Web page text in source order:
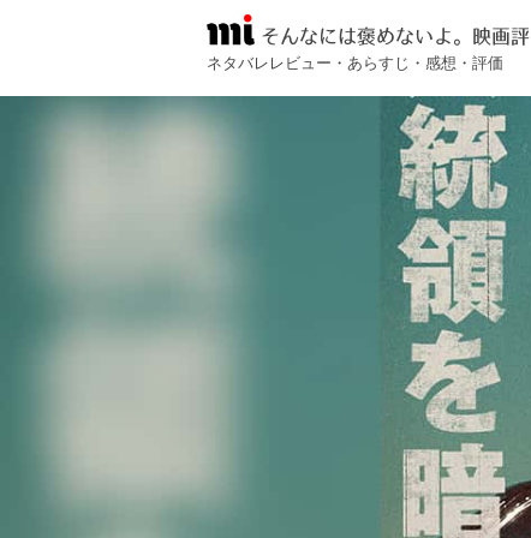
そんなには褒めないよ。映画評
ネタバレレビュー・あらすじ・感想・評価